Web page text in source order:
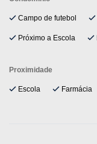
Campo de futebol
Próximo a Escola
Proximidade
Escola Farmácia